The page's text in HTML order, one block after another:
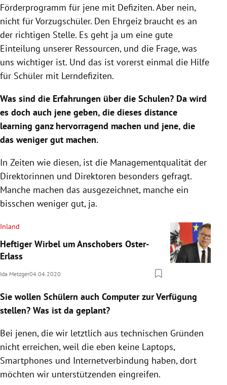
Förderprogramm für jene mit Defiziten. Aber nein,
nicht für Vorzugschüler. Den Ehrgeiz braucht es an
der richtigen Stelle. Es geht ja um eine gute
Einteilung unserer Ressourcen, und die Frage, was
uns wichtiger ist. Und das ist vorerst einmal die Hilfe
für Schüler mit Lerndefiziten.
Was sind die Erfahrungen über die Schulen? Da wird
es doch auch jene geben, die dieses distance
learning ganz hervorragend machen und jene, die
das weniger gut machen.
In Zeiten wie diesen, ist die Managementqualität der
Direktorinnen und Direktoren besonders gefragt.
Manche machen das ausgezeichnet, manche ein
bisschen weniger gut, ja.
Inland
Heftiger Wirbel um Anschobers Oster-
Erlass
Ida Metzger04.04.2020
Sie wollen Schülern auch Computerzur Verfügung
stellen? Was ist da geplant?
Bei jenen, die wir letztlich aus technischen Gründen
nicht erreichen, weil die eben keine Laptops,
Smartphones und Internetverbindung haben, dort
möchten wir unterstützenden eingreifen.